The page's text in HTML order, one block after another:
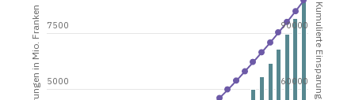
60000
90000
5000
7500